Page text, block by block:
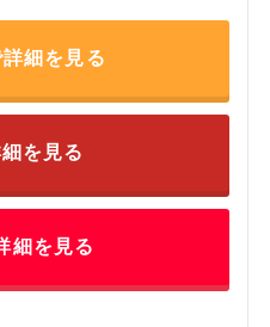
細を見る
を見る
細を見る